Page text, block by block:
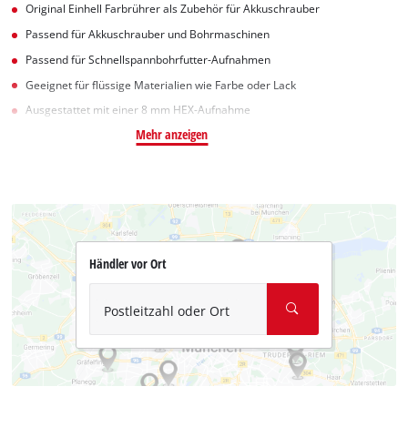
Original Einhell Farbrührer als Zubehör für Akkuschrauber
Passend für Akkuschrauber und Bohrmaschinen
Passend für Schnellspannbohrfutter-Aufnahmen
Geeignet für flüssige Materialien wie Farbe oder Lack
Ausgestattet mit einer 8 mm HEX-Aufnahme
Mehr anzeigen
Händler vor Ort
Postleitzahl oder Ort